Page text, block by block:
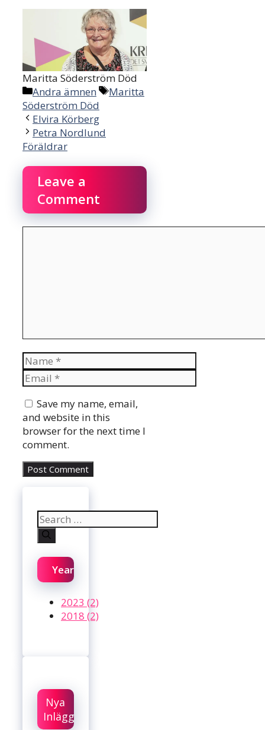
Maritta Söderström Död
Categories
Andra ämnen Tags
Maritta
Söderström Död
Elvira Körberg
Petra Nordlund
Föräldrar
Leave a
Comment
Name
Email
Save my name, email,
and website in this
browser for the next time I
comment.
Search
for:
Year
2023 (2)
2018 (2)
Nya
Inlägg